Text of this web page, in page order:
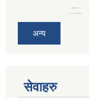
…
अन्य
सेवाहरु